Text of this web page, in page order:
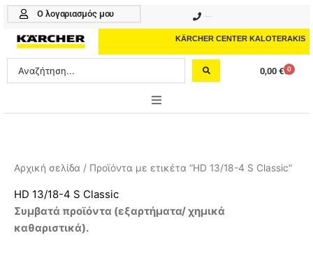
Μετάβαση
περιεχόμενο
Ο λογαριασμός μου
KÄRCHER CENTER KALOTERAKIS
Search
...
0,00 € 0
Cart
PROFESSIONAL
ΑΞΕΣΟΥΑΡ
Αρχική σελίδα / Προϊόντα με ετικέτα “HD 13/18-4 S Classic”
HD 13/18-4 S Classic
Συμβατά προϊόντα (εξαρτήματα/ χημικά
καθαριστικά).